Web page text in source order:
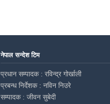
नेपाल सन्देश टिम
प्रधान सम्पादक : रविन्द्र गोर्खाली
प्रबन्ध निर्देशक : नविन निउरे
सम्पादक : जीवन सुबेदी